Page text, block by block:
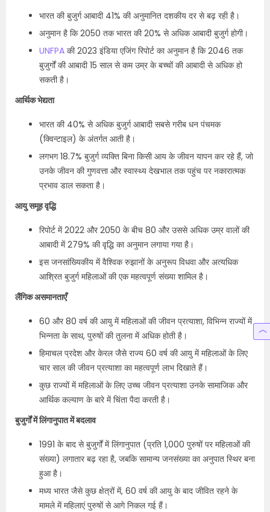
भारत की बुजुर्ग आबादी 41% की अनुमानित दशकीय दर से बढ़ रही है।
अनुमान है कि 2050 तक भारत की 20% से अधिक आबादी बुजुर्ग होगी।
UNFPA की 2023 इंडिया एजिंग रिपोर्ट का अनुमान है कि 2046 तक
बुजुर्गों की आबादी 15 साल से कम उम्र के बच्चों की आबादी से अधिक हो
सकती है।
आर्थिक भेद्यता
भारत की 40% से अधिक बुजुर्ग आबादी सबसे गरीब धन पंचमक
(क्विन्टाइल) के अंतर्गत आती है।
लगभग 18.7% बुजुर्ग व्यक्ति बिना किसी आय के जीवन यापन कर रहे हैं, जो
उनके जीवन की गुणवत्ता और स्वास्थ्य देखभाल तक पहुंच पर नकारात्मक
प्रभाव डाल सकता है।
आयु समूह वृद्धि
रिपोर्ट में 2022 और 2050 के बीच 80 और उससे अधिक उम्र वालों की
आबादी में 279% की वृद्धि का अनुमान लगाया गया है।
इस जनसांख्यिकीय में वैश्विक रुझानों के अनुरूप विधवा और अत्यधिक
आश्रित बुजुर्ग महिलाओं की एक महत्वपूर्ण संख्या शामिल है।
लैंगिक असमानताएँ
60 और 80 वर्ष की आयु में महिलाओं की जीवन प्रत्याशा, विभिन्न राज्यों में
भिन्नता के साथ, पुरुषों की तुलना में अधिक होती है।
हिमाचल प्रदेश और केरल जैसे राज्य 60 वर्ष की आयु में महिलाओं के लिए
चार साल की जीवन प्रत्याशा का महत्वपूर्ण लाभ दिखाते हैं।
कुछ राज्यों में महिलाओं के लिए उच्च जीवन प्रत्याशा उनके सामाजिक और
आर्थिक कल्याण के बारे में चिंता पैदा करती है।
बुजुर्गों में लिंगानुपात में बदलाव
1991 के बाद से बुजुर्गों में लिंगानुपात (प्रति 1,000 पुरुषों पर महिलाओं की
संख्या) लगातार बढ़ रहा है, जबकि सामान्य जनसंख्या का अनुपात स्थिर बना
हुआ है।
मध्य भारत जैसे कुछ क्षेत्रों में, 60 वर्ष की आयु के बाद जीवित रहने के
मामले में महिलाएं पुरुषों से आगे निकल गई हैं।